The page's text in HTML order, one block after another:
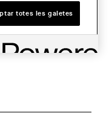
totes les galetes